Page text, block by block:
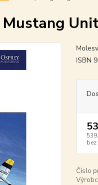
ISBN
bez
Číslo